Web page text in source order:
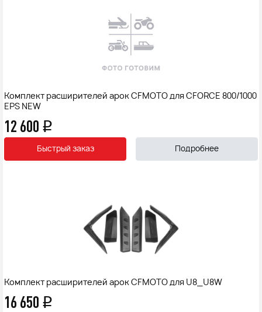
Комплект расширителей арок CFMOTO для CFORCE 800/1000
EPS NEW
12 600 q
Быстрый заказ Подробнее
Комплект расширителей арок CFMOTO для U8_U8W
16 650 q